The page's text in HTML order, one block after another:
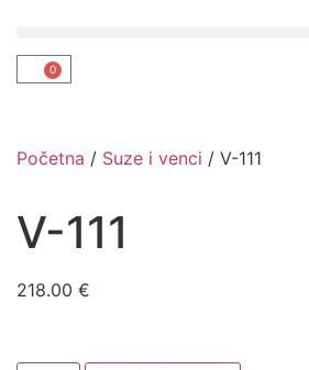
0
Početna / Suze i venci / V-111
V-111
218.00 €